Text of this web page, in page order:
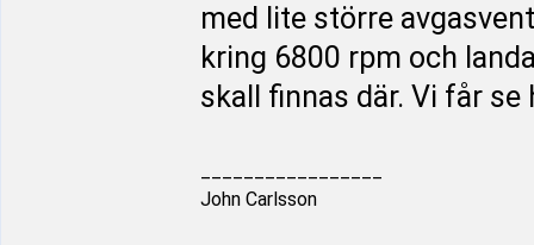
med lite större
kring 6800 rpm och
skall finnas där. Vi får
John Carlsson